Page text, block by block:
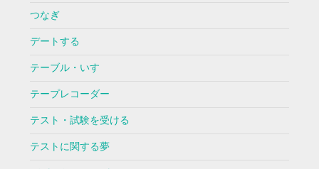
つなぎ
デートする
テーブル・いす
テープレコーダー
テスト・試験を受ける
テストに関する夢